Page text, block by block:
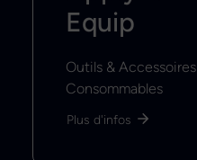
Equip
Outils & Accessoires
Consommables
Plus d'infos